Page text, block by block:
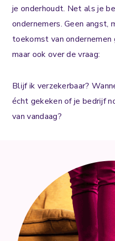
je onderhoudt. Net als je
ondernemers. Geen angst,
toekomst van
maar ook over de vraag:
Blijf ik verzekerbaar?
écht gekeken of je bedrijf
van vandaag?